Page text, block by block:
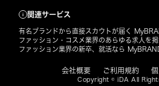
関連サービス
有名ブランドから直接スカウトが届く
ファッション・コスメ業界のあらゆる求人を
ファッション業界の新卒、就活なら
会社概要 ご利用規約
Copyright © iDA All